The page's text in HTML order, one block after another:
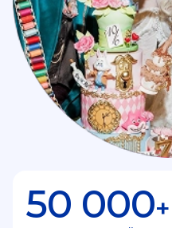
50 000+